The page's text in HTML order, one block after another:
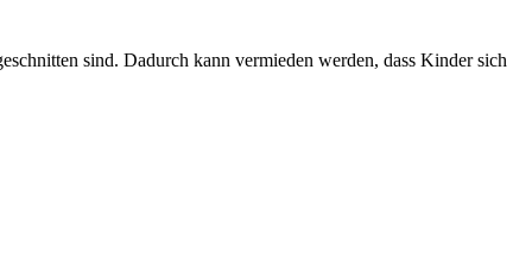
sind. Dadurch kann vermieden werden, dass Kinder sich